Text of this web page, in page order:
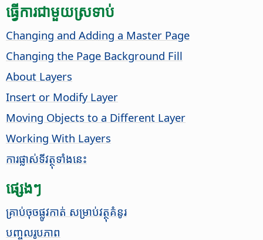
ធ្វើ​ការ​ជាមួយ​ស្រទាប់​
Changing and Adding a Master Page
Changing the Page Background Fill
About Layers
Insert or Modify Layer
Moving Objects to a Different Layer
Working With Layers
​ការ​ផ្លាស់​ទី​វត្ថុ​ទាំង​នេះ
ផ្សេងៗ
​​​គ្រាប់​ចុច​ផ្លូវ​កាត់​​ សម្រាប់​វត្ថុ​គំនូរ​
បញ្ចូល​រូបភាព